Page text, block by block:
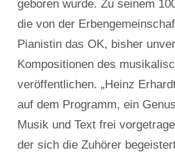
geboren wurde. Zu seinem
die von der
Pianistin das OK, bisher
Kompositionen des
veröffentlichen. „Heinz
auf dem Programm, ein
Musik und Text frei
der sich die Zuhörer